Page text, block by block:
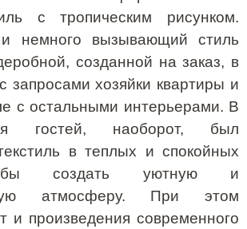
с тропическим рисунком.
и немного вызывающий стиль
созданной на заказ, в
запросами хозяйки квартиры и
с остальными интерьерами. В
гостей, наоборот, был
в теплых и спокойных
создать уютную и
атмосферу. При этом
и произведения современного